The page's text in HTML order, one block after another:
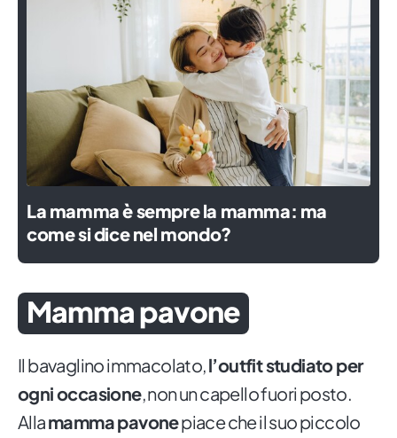
La mamma è sempre la mamma: ma
come si dice nel mondo?
Mamma pavone
Il bavaglino immacolato,l’outfit studiato per
ogni occasione, non un capello fuori posto.
Allamamma pavonepiace che il suo piccolo